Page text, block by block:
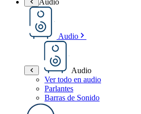
Audio
Audio
Ver todo en audio
Parlantes
Barras de Sonido